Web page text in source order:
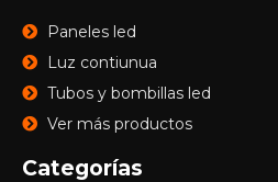
Paneles led
Luz contiunua
Tubos y bombillas led
Ver más productos
Categorías